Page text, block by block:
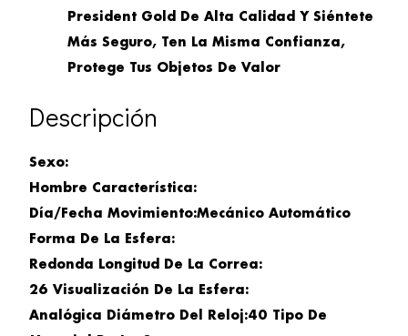
President Gold De Alta Calidad Y Siéntete
Más Seguro, Ten La Misma Confianza,
Protege Tus Objetos De Valor
Descripción
Sexo:
Hombre Característica:
Día/Fecha Movimiento:Mecánico Automático
Forma De La Esfera:
Redonda Longitud De La Correa:
26 Visualización De La Esfera:
Analógica Diámetro Del Reloj:40 Tipo De